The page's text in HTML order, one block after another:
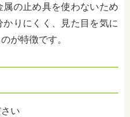
の止め具を使わないため
りにくく、見た目を気に
が特徴です。
い